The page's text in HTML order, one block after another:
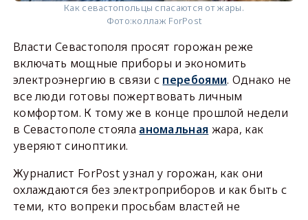
Как севастопольцы спасаются от жары.
Фото:коллаж ForPost
Власти Севастополя просят горожан реже
включать мощные приборы и экономить
электроэнергию в связи с перебоями. Однако не
все люди готовы пожертвовать личным
комфортом. К тому же в конце прошлой недели
в Севастополе стояла аномальная жара, как
уверяют синоптики.
Журналист ForPost узнал у горожан, как они
охлаждаются без электроприборов и как быть с
теми, кто вопреки просьбам властей не